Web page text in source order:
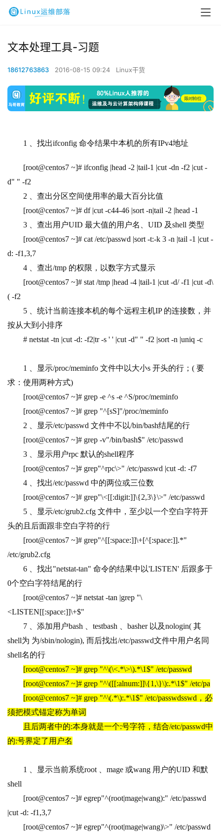
文本处理工具-习题
18612763863 2016-08-15 09:24 Linux干货
1 、找出ifconfig 命令结果中本机的所有IPv4地址
[root@centos7 ~]# ifconfig |head -2 |tail-1 |cut -dn -f2 |cut -
d" " -f2
2
、查出分区空间使用率的最大百分比值
[root@centos7 ~]# df |cut -c44-46 |sort -n|tail -2 |head -1
3
、查出用户UID 最大值的用户名、UID 及shell 类型
[root@centos7 ~]# cat /etc/passwd |sort -t:-k 3 -n |tail -1 |cut -
d: -f1,3,7
4
、查出/tmp 的权限，以数字方式显示
[root@centos7 ~]# stat /tmp |head -4 |tail-1 |cut -d/ -f1 |cut -d\
( -f2
5
、统计当前连接本机的每个远程主机IP 的连接数，并
按从大到小排序
# netstat -tn |cut -d: -f2|tr -s ' ' |cut -d" " -f2 |sort -n |uniq -c
1
、显示/proc/meminfo 文件中以大小s 开头的行；( 要
求：使用两种方式)
[root@centos7 ~]# grep -e ^s -e ^S/proc/meminfo
[root@centos7 ~]# grep "^[sS]"/proc/meminfo
2
、显示/etc/passwd 文件中不以/bin/bash结尾的行
[root@centos7 ~]# grep -v"/bin/bash$" /etc/passwd
3
、显示用户rpc 默认的shell程序
[root@centos7 ~]# grep"^rpc\>" /etc/passwd |cut -d: -f7
4
、找出/etc/passwd 中的两位或三位数
[root@centos7 ~]# grep"\<[[:digit:]]\{2,3\}\>" /etc/passwd
5
、显示/etc/grub2.cfg 文件中，至少以一个空白字符开
头的且后面跟非空白字符的行
[root@centos7 ~]# grep"^[[:space:]]\+[^[:space:]].*"
/etc/grub2.cfg
6
、找出"netstat-tan" 命令的结果中以'LISTEN' 后跟多于
0个空白字符结尾的行
[root@centos7 ~]# netstat -tan |grep "\
<LISTEN[[:space:]]\+$"
7
、添加用户bash 、testbash 、basher 以及nologin( 其
shell为 为/sbin/nologin), 而后找出/etc/passwd文件中用户名同
shell名的行
[root@centos7 ~]# grep "^\(\<.*\>\).*\1$" /etc/passwd
[root@centos7 ~]# grep "^\([[:alnum:]]\{1,\}\):.*\1$" /etc/pa
[root@centos7 ~]# grep "^\(.*\):.*\1$" /etc/passwdsswd ，必
须把模式锚定称为单词
且后两者中的:本身就是一个:号字符，结合/etc/passwd中
的:号界定了用户名
1
、显示当前系统root 、mage 或wang 用户的UID 和默
shell
[root@centos7 ~]# egrep"^(root|mage|wang):" /etc/passwd
|cut -d: -f1,3,7
[root@centos7 ~]# egrep"^(root|mage|wang)\>" /etc/passwd